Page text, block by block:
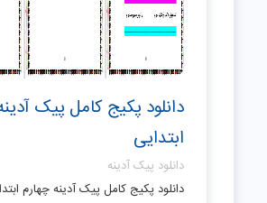
دانلود پکیج کامل پیک
ابتدایی
دانلود پیک آدینه
دانلود پکیج کامل پیک آدینه چهارم